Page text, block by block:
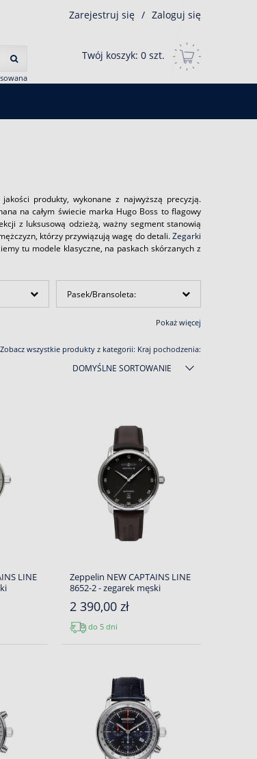
Zarejestruj się / Zaloguj się
Twój koszyk: 0 szt.
produkty, wykonane z najwyższą precyzją.
na całym świecie marka Hugo Boss to flagowy
z luksusową odzieżą, ważny segment stanowią
którzy przywiązują wagę do detali.Zegarki
tu modele klasyczne, na paskach skórzanych z
Pasek/Bransoleta:
Pokaż więcej
Zobacz wszystkie produkty z kategorii: Kraj pochodzenia:
DOMYŚLNE SORTOWANIE
LINE
Zeppelin NEW CAPTAINS LINE
8652-2 - zegarek męski
2 390,00 zł
do 5 dni